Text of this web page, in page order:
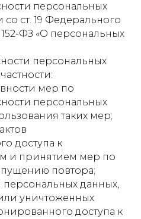
персональных
со ст. 19 Федерального
ФЗ «О персональных
персональных
мер по
персональных
таких мер;
доступа к
и принятием мер по
повтора;
персональных данных,
уничтоженных
доступа к